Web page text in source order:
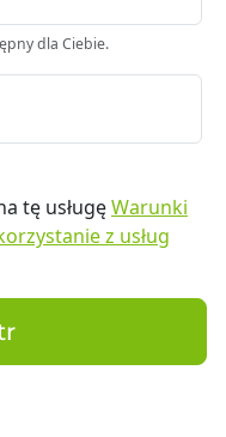
dla Ciebie.
tę usługęWarunki
z usług